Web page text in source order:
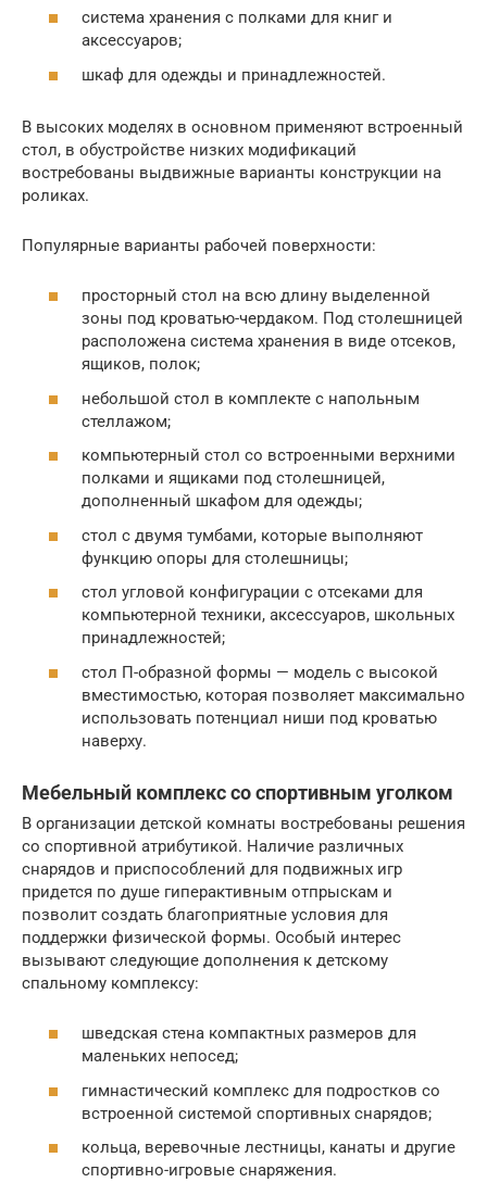
система хранения с полками для книг и
аксессуаров;
шкаф для одежды и принадлежностей.
В высоких моделях в основном применяют встроенный
стол, в обустройстве низких модификаций
востребованы выдвижные варианты конструкции на
роликах.
Популярные варианты рабочей поверхности:
просторный стол на всю длину выделенной
зоны под кроватью-чердаком. Под столешницей
расположена система хранения в виде отсеков,
ящиков, полок;
небольшой стол в комплекте с напольным
стеллажом;
компьютерный стол со встроенными верхними
полками и ящиками под столешницей,
дополненный шкафом для одежды;
стол с двумя тумбами, которые выполняют
функцию опоры для столешницы;
стол угловой конфигурации с отсеками для
компьютерной техники, аксессуаров, школьных
принадлежностей;
стол П-образной формы — модель с высокой
вместимостью, которая позволяет максимально
использовать потенциал ниши под кроватью
наверху.
Мебельный комплекс со спортивным уголком
В организации детской комнаты востребованы решения
со спортивной атрибутикой. Наличие различных
снарядов и приспособлений для подвижных игр
придется по душе гиперактивным отпрыскам и
позволит создать благоприятные условия для
поддержки физической формы. Особый интерес
вызывают следующие дополнения к детскому
спальному комплексу:
шведская стена компактных размеров для
маленьких непосед;
гимнастический комплекс для подростков со
встроенной системой спортивных снарядов;
кольца, веревочные лестницы, канаты и другие
спортивно-игровые снаряжения.